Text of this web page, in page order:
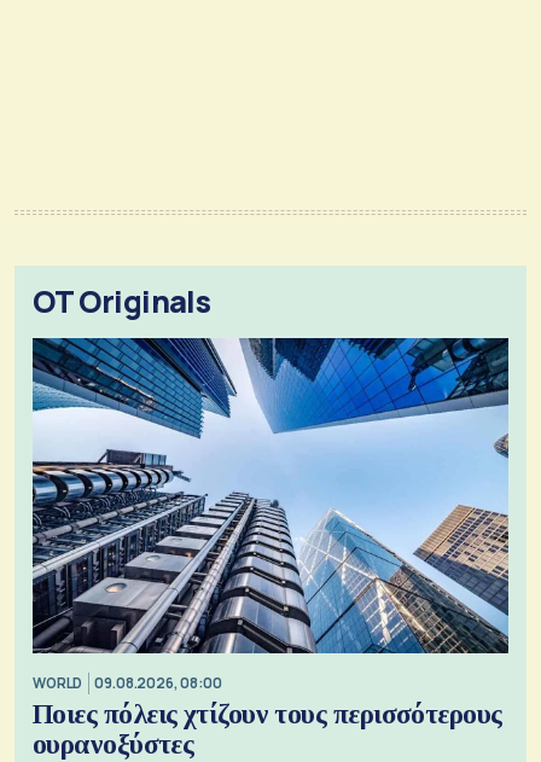
OT Originals
WORLD 09.08.2026, 08:00
Ποιες πόλεις χτίζουν τους περισσότερους
ουρανοξύστες